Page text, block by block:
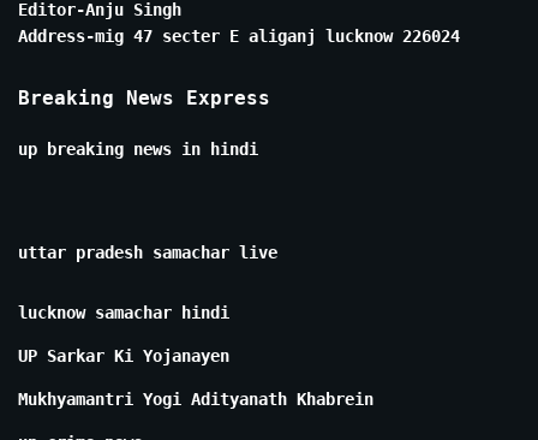
Editor-Anju Singh
Address-mig 47 secter E aliganj lucknow 226024
Breaking News Express
up breaking news in hindi
uttar pradesh samachar live
lucknow samachar hindi
UP Sarkar Ki Yojanayen
Mukhyamantri Yogi Adityanath Khabrein